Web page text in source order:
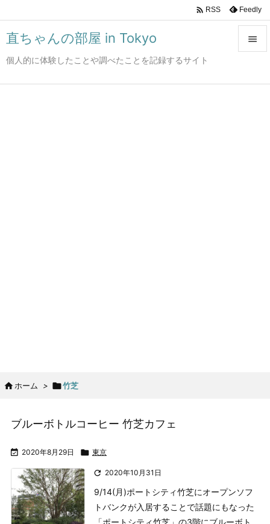
直ちゃんの部屋 in Tokyo
個人的に体験したことや調べたことを記録するサイト

 RSS Feedly
 ホーム > 竹芝
ブルーボトルコーヒー 竹芝カフェ
 2020年8月29日  東京
 2020年10月31日
9/14(月)ポートシティ竹芝にオープンソフ
トバンクが入居することで話題にもなった
「ポートシティ竹芝」の3階にブルーボト